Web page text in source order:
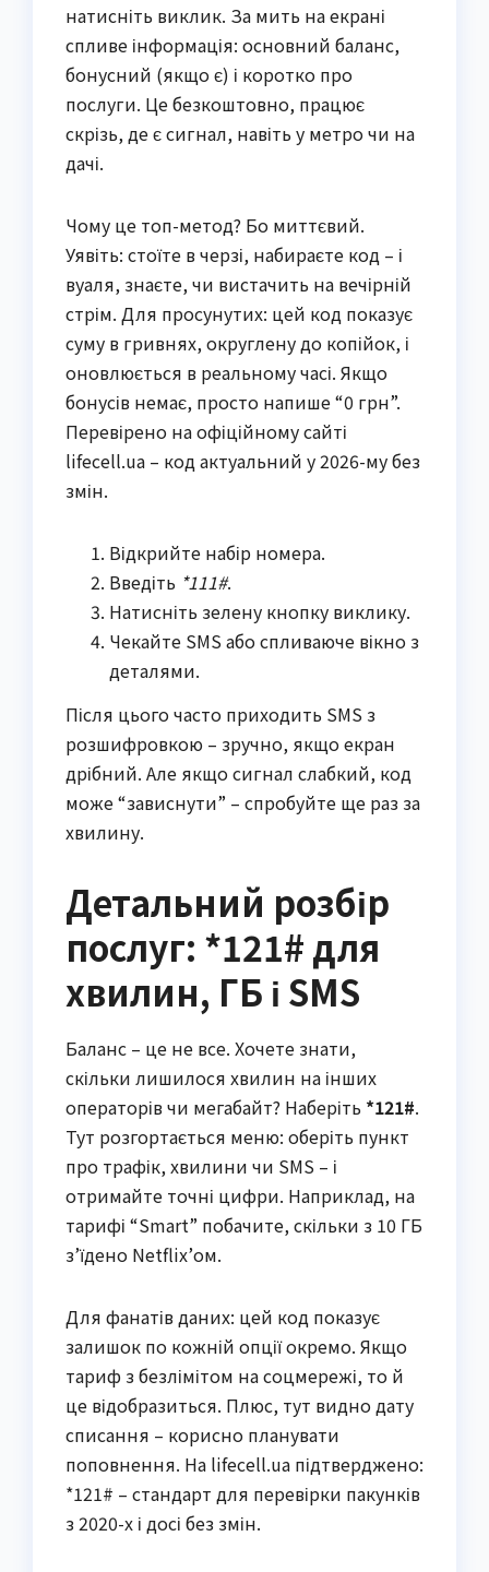
натисніть виклик. За мить на екрані
спливе інформація: основний баланс,
бонусний (якщо є) і коротко про
послуги. Це безкоштовно, працює
скрізь, де є сигнал, навіть у метро чи на
дачі.
Чому це топ-метод? Бо миттєвий.
Уявіть: стоїте в черзі, набираєте код – і
вуаля, знаєте, чи вистачить на вечірній
стрім. Для просунутих: цей код показує
суму в гривнях, округлену до копійок, і
оновлюється в реальному часі. Якщо
бонусів немає, просто напише “0 грн”.
Перевірено на офіційному сайті
lifecell.ua – код актуальний у 2026-му без
змін.
Відкрийте набір номера.
Введіть *111#.
Натисніть зелену кнопку виклику.
Чекайте SMS або спливаюче вікно з
деталями.
Після цього часто приходить SMS з
розшифровкою – зручно, якщо екран
дрібний. Але якщо сигнал слабкий, код
може “зависнути” – спробуйте ще раз за
хвилину.
Детальний розбір
послуг: *121# для
хвилин, ГБ і SMS
Баланс – це не все. Хочете знати,
скільки лишилося хвилин на інших
операторів чи мегабайт? Наберіть *121#.
Тут розгортається меню: оберіть пункт
про трафік, хвилини чи SMS – і
отримайте точні цифри. Наприклад, на
тарифі “Smart” побачите, скільки з 10 ГБ
з’їдено Netflix’ом.
Для фанатів даних: цей код показує
залишок по кожній опції окремо. Якщо
тариф з безлімітом на соцмережі, то й
це відобразиться. Плюс, тут видно дату
списання – корисно планувати
поповнення. На lifecell.ua підтверджено:
*121# – стандарт для перевірки пакунків
з 2020-х і досі без змін.